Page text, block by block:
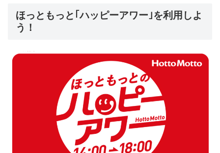
ほっともっと｢ハッピーアワー｣を利用しよ
う！